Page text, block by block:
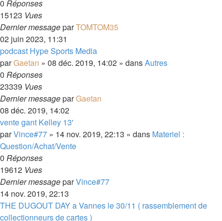
0 Réponses
15123 Vues
Dernier messageparTOMTOM35
02 juin 2023, 11:31
podcast Hype Sports Media
parGaetan » 08 déc. 2019, 14:02 » dansAutres
0 Réponses
23339 Vues
Dernier messageparGaetan
08 déc. 2019, 14:02
vente gant Kelley 13'
parVince#77 » 14 nov. 2019, 22:13 » dans Materiel :
Question/Achat/Vente
0 Réponses
19612 Vues
Dernier messageparVince#77
14 nov. 2019, 22:13
THE DUGOUT DAY a Vannes le 30/11 ( rassemblement de
collectionneurs de cartes )